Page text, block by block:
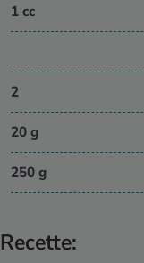
1 cc
2
20 g
250 g
Recette: